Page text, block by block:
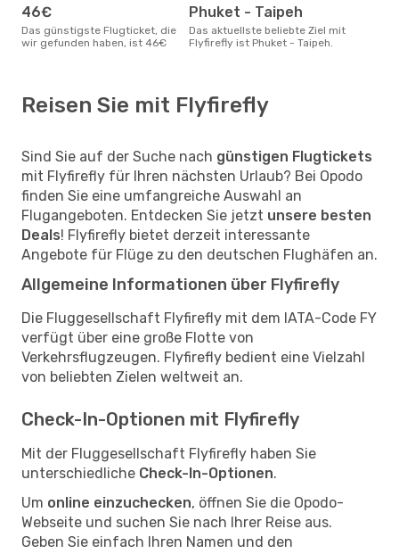
46€
Das günstigste Flugticket, die
wir gefunden haben, ist 46€
Phuket - Taipeh
Das aktuellste beliebte Ziel mit
Flyfirefly ist Phuket - Taipeh.
Reisen Sie mit Flyfirefly
Sind Sie auf der Suche nach günstigen Flugtickets
mit Flyfirefly für Ihren nächsten Urlaub? Bei Opodo
finden Sie eine umfangreiche Auswahl an
Flugangeboten. Entdecken Sie jetzt unsere besten
Deals! Flyfirefly bietet derzeit interessante
Angebote für Flüge zu den deutschen Flughäfen an.
Allgemeine Informationen über Flyfirefly
Die Fluggesellschaft Flyfirefly mit dem IATA-Code FY
verfügt über eine große Flotte von
Verkehrsflugzeugen. Flyfirefly bedient eine Vielzahl
von beliebten Zielen weltweit an.
Check-In-Optionen mit Flyfirefly
Mit der Fluggesellschaft Flyfirefly haben Sie
unterschiedliche Check-In-Optionen.
Um online einzuchecken, öffnen Sie die Opodo-
Webseite und suchen Sie nach Ihrer Reise aus.
Geben Sie einfach Ihren Namen und den